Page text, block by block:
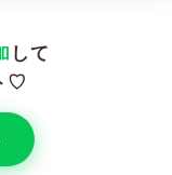
して
♡